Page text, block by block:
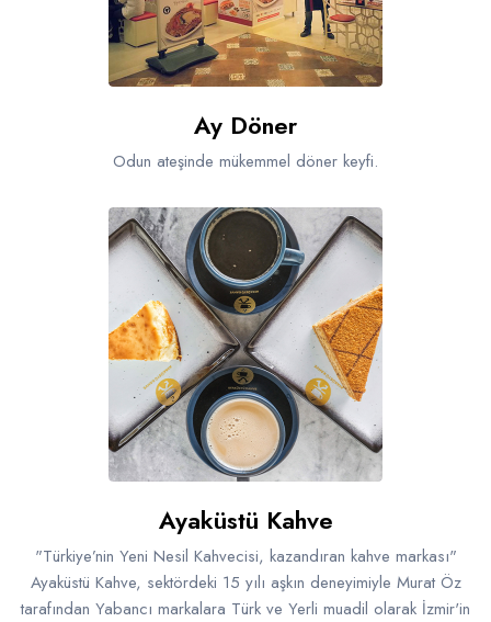
Ay Döner
Odun ateşinde mükemmel döner keyfi.
Ayaküstü Kahve
"Türkiye’nin Yeni Nesil Kahvecisi, kazandıran kahve markası"
Ayaküstü Kahve, sektördeki 15 yılı aşkın deneyimiyle Murat Öz
tarafından Yabancı markalara Türk ve Yerli muadil olarak İzmir'in